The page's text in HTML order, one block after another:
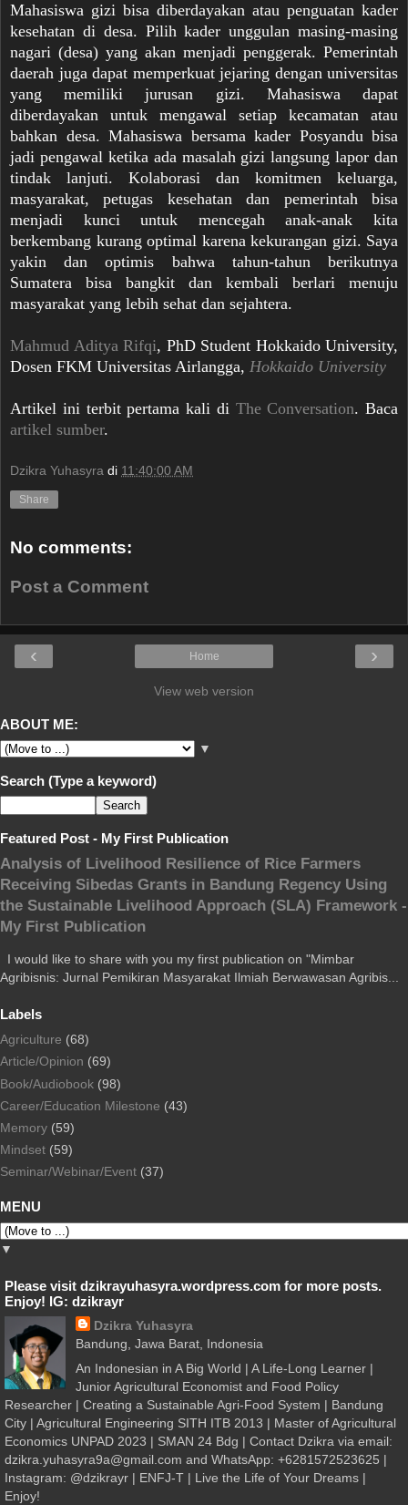
Mahasiswa gizi bisa diberdayakan atau penguatan kader
kesehatan di desa. Pilih kader unggulan masing-masing
nagari (desa) yang akan menjadi penggerak. Pemerintah
daerah juga dapat memperkuat jejaring dengan universitas
yang memiliki jurusan gizi. Mahasiswa dapat
diberdayakan untuk mengawal setiap kecamatan atau
bahkan desa. Mahasiswa bersama kader Posyandu bisa
jadi pengawal ketika ada masalah gizi langsung lapor dan
tindak lanjuti. Kolaborasi dan komitmen keluarga,
masyarakat, petugas kesehatan dan pemerintah bisa
menjadi kunci untuk mencegah anak-anak kita
berkembang kurang optimal karena kekurangan gizi. Saya
yakin dan optimis bahwa tahun-tahun berikutnya
Sumatera bisa bangkit dan kembali berlari menuju
masyarakat yang lebih sehat dan sejahtera.
Mahmud Aditya Rifqi, PhD Student Hokkaido University,
Dosen FKM Universitas Airlangga, Hokkaido University
Artikel ini terbit pertama kali di The Conversation. Baca
artikel sumber.
Dzikra Yuhasyra di 11:40:00 AM
Share
No comments:
Post a Comment
‹ ›
Home
View web version
ABOUT ME:
▼
Search (Type a keyword)
Featured Post - My First Publication
Analysis of Livelihood Resilience of Rice Farmers
Receiving Sibedas Grants in Bandung Regency Using
the Sustainable Livelihood Approach (SLA) Framework -
My First Publication
I would like to share with you my first publication on "Mimbar
Agribisnis: Jurnal Pemikiran Masyarakat Ilmiah Berwawasan Agribis...
Labels
Agriculture (68)
Article/Opinion (69)
Book/Audiobook (98)
Career/Education Milestone (43)
Memory (59)
Mindset (59)
Seminar/Webinar/Event (37)
MENU
▼
Please visit dzikrayuhasyra.wordpress.com for more posts.
Enjoy! IG: dzikrayr
Dzikra Yuhasyra
Bandung, Jawa Barat, Indonesia
An Indonesian in A Big World | A Life-Long Learner |
Junior Agricultural Economist and Food Policy
Researcher | Creating a Sustainable Agri-Food System | Bandung
City | Agricultural Engineering SITH ITB 2013 | Master of Agricultural
Economics UNPAD 2023 | SMAN 24 Bdg | Contact Dzikra via email:
dzikra.yuhasyra9a@gmail.com and WhatsApp: +6281572523625 |
Instagram: @dzikrayr | ENFJ-T | Live the Life of Your Dreams |
Enjoy!